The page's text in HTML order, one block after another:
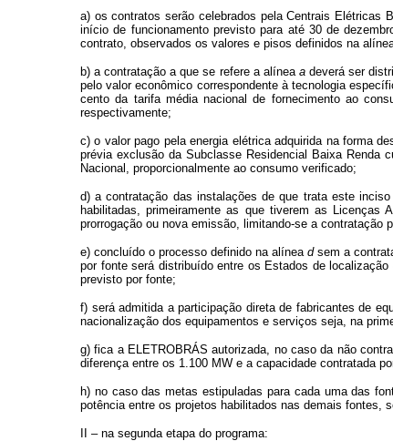
a) os contratos serão celebrados pela Centrais Elétricas
início de funcionamento previsto para até 30 de
contrato, observados os valores e pisos definidos na
b) a contratação a que se refere a alínea adeverá ser
pelo valor econômico correspondente à tecnologia
cento da tarifa média nacional de fornecimento ao
respectivamente;
c) o valor pago pela energia elétrica adquirida na forma
prévia exclusão da Subclasse Residencial Baixa Renda
Nacional, proporcionalmente ao consumo verificado;
d) a contratação das instalações de que trata este
habilitadas, primeiramente as que tiverem as
prorrogação ou nova emissão, limitando-se a contratação
e) concluído o processo definido na alínea d sem a
por fonte será distribuído entre os Estados de
previsto por fonte;
f) será admitida a participação direta de fabricantes de
nacionalização dos equipamentos e serviços seja, na
g) fica a ELETROBRÁS autorizada, no caso da não
diferença entre os 1.100 MW e a capacidade contratada
h) no caso das metas estipuladas para cada uma das
potência entre os projetos habilitados nas demais fontes,
II – na segunda etapa do programa: